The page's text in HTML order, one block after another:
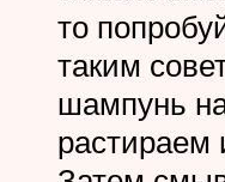
то
таким
шампунь
растираем